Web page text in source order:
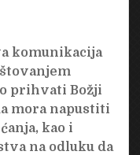
komunikacija
prihvati Božji
mora napustiti
kao i
na odluku da